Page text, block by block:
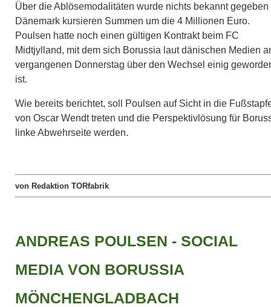
Über die Ablösemodalitäten wurde nichts bekannt gegeben
Dänemark kursieren Summen um die 4 Millionen Euro.
Poulsen hatte noch einen gültigen Kontrakt beim FC
Midtjylland, mit dem sich Borussia laut dänischen Medien
vergangenen Donnerstag über den Wechsel einig
ist.
Wie bereits berichtet, soll Poulsen auf Sicht in die
von Oscar Wendt treten und die Perspektivlösung für
linke Abwehrseite werden.
von Redaktion TORfabrik
ANDREAS POULSEN - SOCIAL
MEDIA VON BORUSSIA
MÖNCHENGLADBACH